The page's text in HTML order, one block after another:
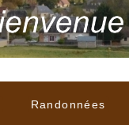
Randonnées